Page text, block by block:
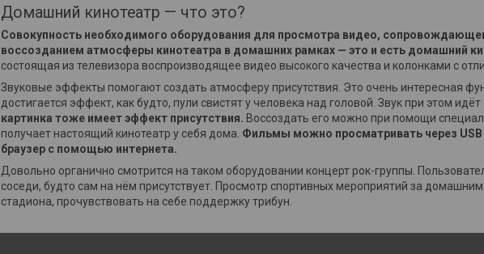
Домашний кинотеатр — что это?
Совокупность необходимого оборудования для просмотра видео,
воссозданием атмосферы кинотеатра в домашних рамках — это и есть домашний
состоящая из телевизора воспроизводящее видео высокого качества и колонками с
Звуковые эффекты помогают создать атмосферу присутствия. Это очень интересная
достигается эффект, как будто, пули свистят у человека над головой. Звук при этом идёт
картинка тоже имеет эффект присутствия. Воссоздать его можно при помощи
получает настоящий кинотеатр у себя дома. Фильмы можно просматривать через
браузер с помощью интернета.
Довольно органично смотрится на таком оборудовании концерт рок-группы.
соседи, будто сам на нём присутствует. Просмотр спортивных мероприятий за
стадиона, прочувствовать на себе поддержку трибун.